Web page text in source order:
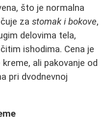
što je normalna
za stomak i bokove,
delovima tela,
ishodima. Cena je
ali pakovanje od
pri dvodnevnoj